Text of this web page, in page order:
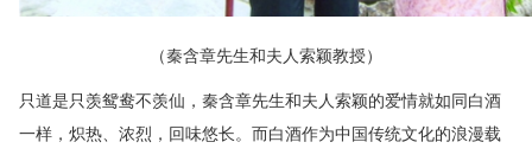
（秦含章先生和夫人索颖教授）
只道是只羡鸳鸯不羡仙，秦含章先生和夫人索颖的爱情就如同白酒
一样，炽热、浓烈，回味悠长。而白酒作为中国传统文化的浪漫载